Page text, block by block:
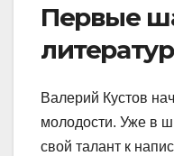
Первые
Валерий Кустов
молодости. Уже в
свой талант к